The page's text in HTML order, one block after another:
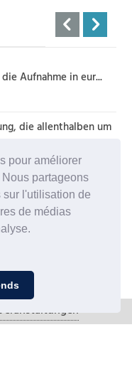
pour améliorer
partageons
l'utilisation de
de médias
Aufnahme in eur...
die allenthalben um
lebt weiter
die Propeller der De...
Motoren
Ich meine,da...
für die Bundeswe